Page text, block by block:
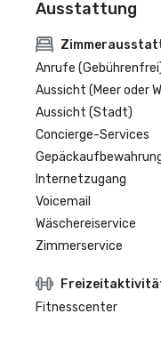
Ausstattung
Anrufe
Aussicht (Meer oder
Aussicht (Stadt)
Concierge-Services
Internetzugang
Voicemail
Wäschereiservice
Zimmerservice
Fitnesscenter